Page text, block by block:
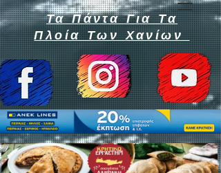
Τα Πάντα Για Τα
Πλοία Των Χανίων